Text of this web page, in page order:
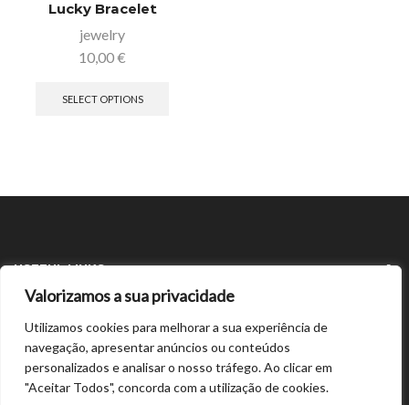
Valorizamos a sua privacidade
Utilizamos cookies para melhorar a sua experiência de
navegação, apresentar anúncios ou conteúdos
personalizados e analisar o nosso tráfego. Ao clicar em
"Aceitar Todos", concorda com a utilização de cookies.
Lucky Bracelet
jewelry
10,00€
SELECT OPTIONS
USEFUL LINKS